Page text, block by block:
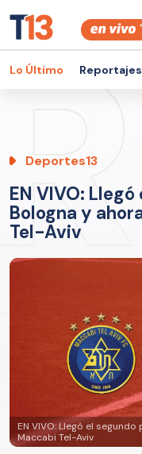
Lo Último
Deportes13
EN VIVO:
Bologna y
Tel-Aviv
EN VIVO: Llegó el
Maccabi Tel-Aviv